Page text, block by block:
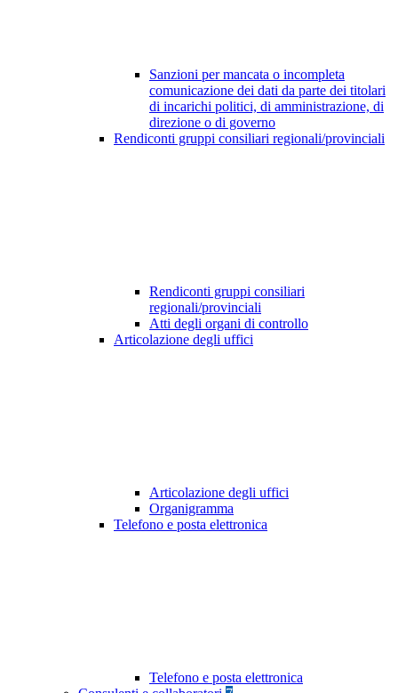
Sanzioni per mancata o incompleta
comunicazione dei dati da parte dei titolari
di incarichi politici, di amministrazione, di
direzione o di governo
Rendiconti gruppi consiliari regionali/provinciali
Rendiconti gruppi consiliari
regionali/provinciali
Atti degli organi di controllo
Articolazione degli uffici
Articolazione degli uffici
Organigramma
Telefono e posta elettronica
Telefono e posta elettronica